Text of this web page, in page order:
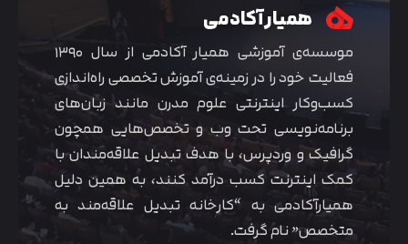
همیار آکادمی
موسسه‌ی آموزشی همیار آکادمی از سال ۱۳۹۰
فعالیت خود را در زمینه‌ی آموزش تخصصی راه‌اندازی
کسب‌و‌کار اینترنتی علوم مدرن مانند زبان‌های
برنامه‌نویسی تحت وب و تخصص‌هایی همچون
گرافیک و وردپرس، با هدف تبدیل علاقه‌مندان با
کمک اینترنت کسب درآمد کنند، به همین دلیل
همیارآکادمی به “کارخانه تبدیل علاقه‌مند به
متخصص” نام گرفت.